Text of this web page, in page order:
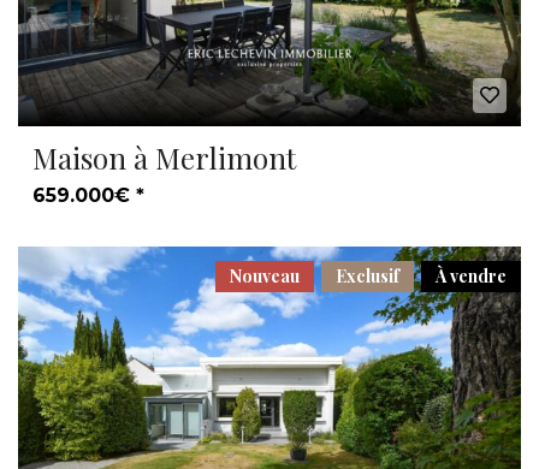
Maison à Merlimont
659.000€ *
À vendre
Exclusif
Nouveau